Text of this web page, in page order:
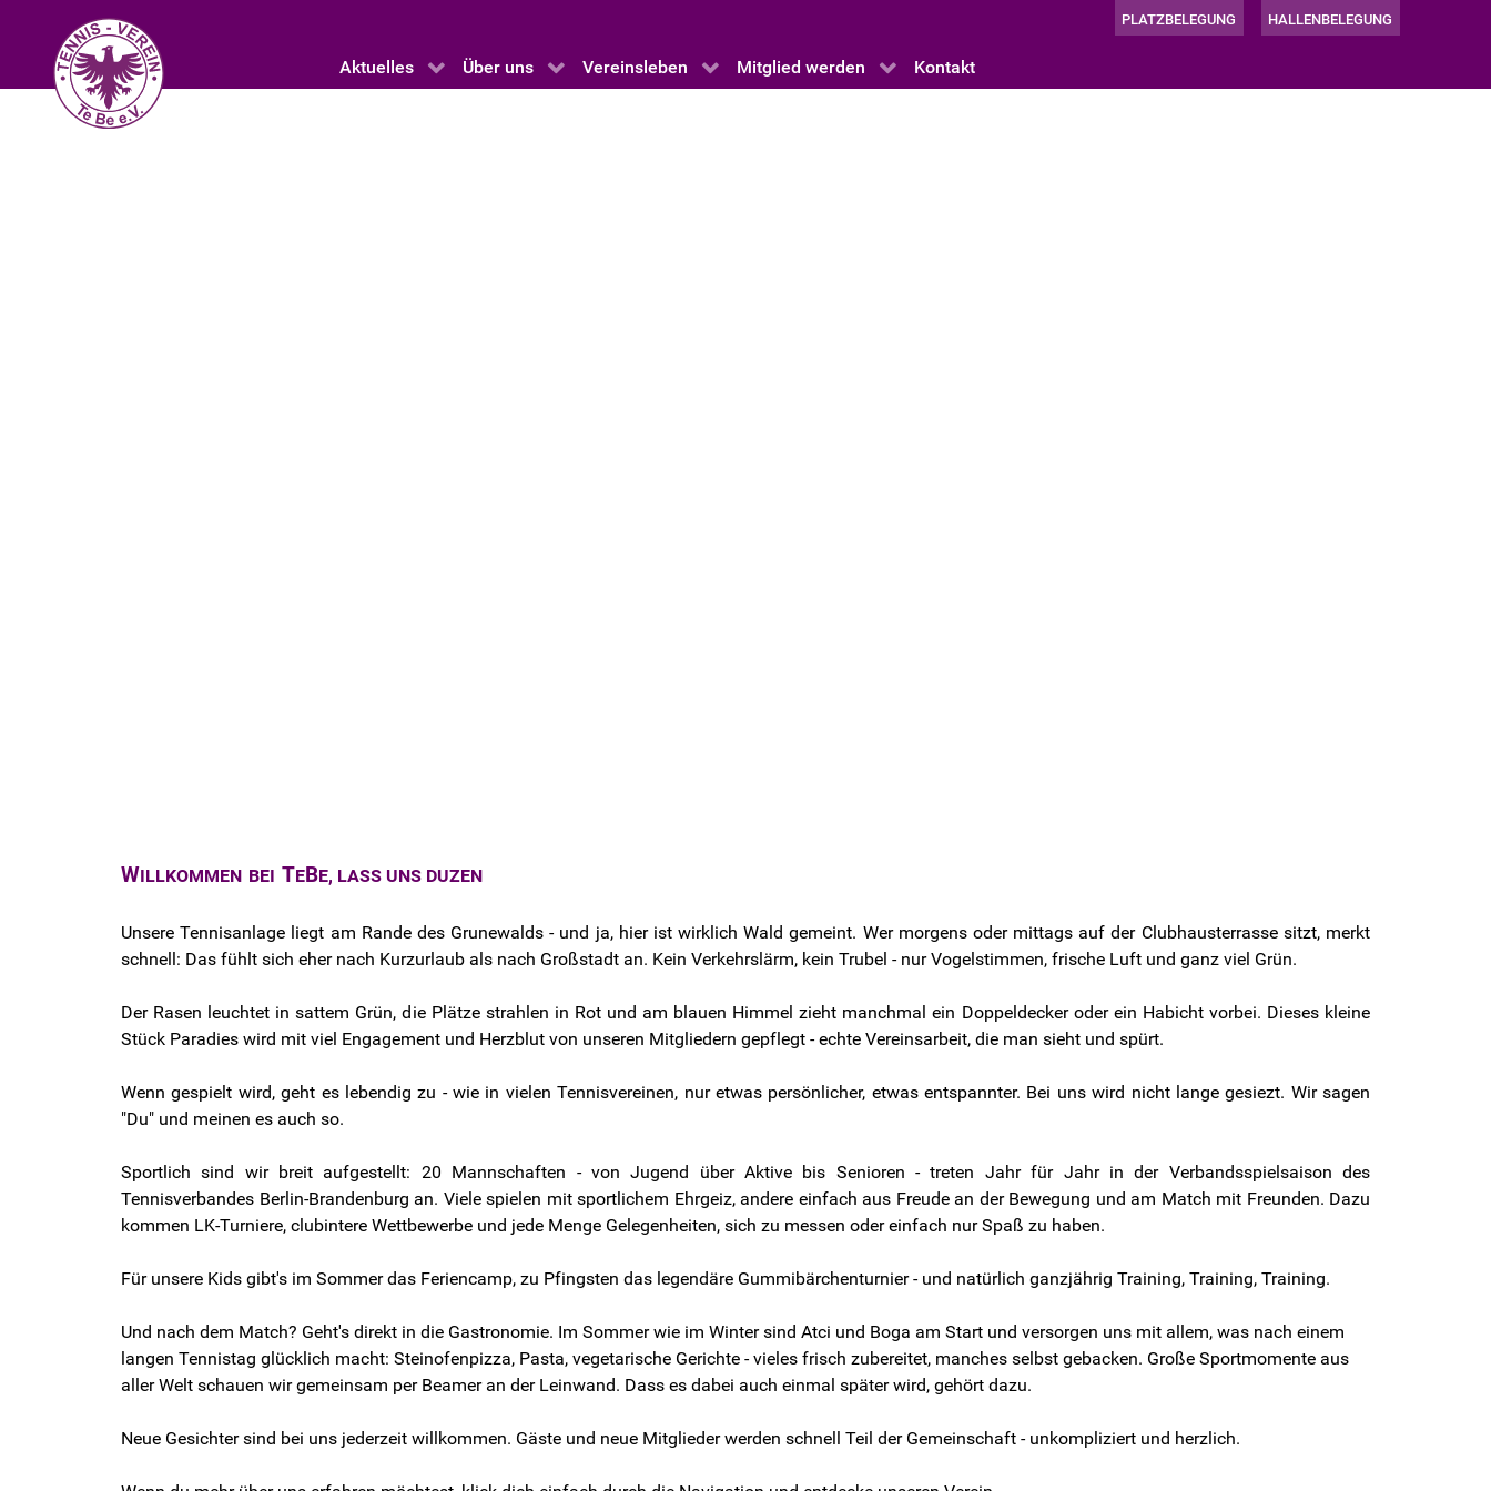
PLATZBELEGUNG HALLENBELEGUNG
Aktuelles Über uns Vereinsleben Mitglied werden Kontakt
WILLKOMMEN BEI TE BE, LASS UNS DUZEN
Unsere Tennisanlage liegt am Rande des Grunewalds - und ja, hier ist wirklich Wald gemeint. Wer morgens oder mittags auf der Clubhausterrasse sitzt, merkt
schnell: Das fühlt sich eher nach Kurzurlaub als nach Großstadt an. Kein Verkehrslärm, kein Trubel - nur Vogelstimmen, frische Luft und ganz viel Grün.
Der Rasen leuchtet in sattem Grün, die Plätze strahlen in Rot und am blauen Himmel zieht manchmal ein Doppeldecker oder ein Habicht vorbei. Dieses kleine
Stück Paradies wird mit viel Engagement und Herzblut von unseren Mitgliedern gepflegt - echte Vereinsarbeit, die man sieht und spürt.
Wenn gespielt wird, geht es lebendig zu - wie in vielen Tennisvereinen, nur etwas persönlicher, etwas entspannter. Bei uns wird nicht lange gesiezt. Wir sagen
"Du" und meinen es auch so.
Sportlich sind wir breit aufgestellt: 20 Mannschaften - von Jugend über Aktive bis Senioren - treten Jahr für Jahr in der Verbandsspielsaison des
Tennisverbandes Berlin-Brandenburg an. Viele spielen mit sportlichem Ehrgeiz, andere einfach aus Freude an der Bewegung und am Match mit Freunden. Dazu
kommen LK-Turniere, clubintere Wettbewerbe und jede Menge Gelegenheiten, sich zu messen oder einfach nur Spaß zu haben.
Für unsere Kids gibt's im Sommer das Feriencamp, zu Pfingsten das legendäre Gummibärchenturnier - und natürlich ganzjährig Training, Training, Training.
Und nach dem Match? Geht's direkt in die Gastronomie. Im Sommer wie im Winter sind Atci und Boga am Start und versorgen uns mit allem, was nach einem
langen Tennistag glücklich macht: Steinofenpizza, Pasta, vegetarische Gerichte - vieles frisch zubereitet, manches selbst gebacken. Große Sportmomente aus
aller Welt schauen wir gemeinsam per Beamer an der Leinwand. Dass es dabei auch einmal später wird, gehört dazu.
Neue Gesichter sind bei uns jederzeit willkommen. Gäste und neue Mitglieder werden schnell Teil der Gemeinschaft - unkompliziert und herzlich.